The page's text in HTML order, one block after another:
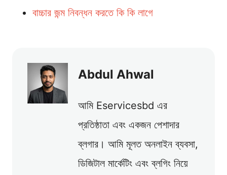
বাচ্চার জন্ম নিবন্ধন করতে কি কি লাগে
Abdul Ahwal
আমি Eservicesbd এর
প্রতিষ্ঠাতা এবং একজন পেশাদার
ব্লগার। আমি মূলত অনলাইন ব্যবসা,
ডিজিটাল মার্কেটিং এবং ব্লগিং নিয়ে